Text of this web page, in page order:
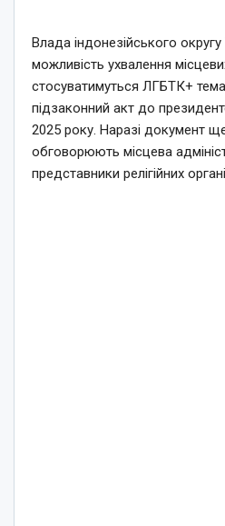
Влада індонезійського
можливість ухвалення
стосуватимуться ЛГБТК+
підзаконний акт до
2025 року. Наразі документ
обговорюють місцева
представники релігійних